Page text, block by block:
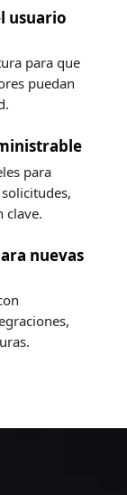
usuario
para que
puedan
para
clave.
nuevas